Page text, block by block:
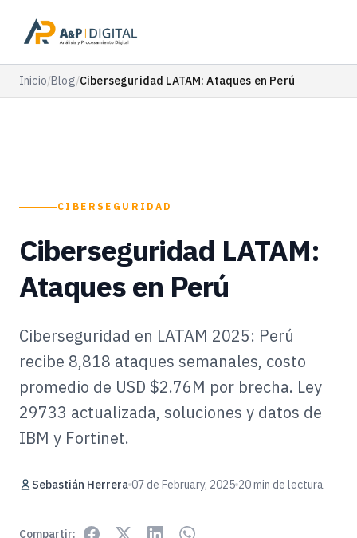
Inicio/Blog/Ciberseguridad LATAM: Ataques en Perú
CIBERSEGURIDAD
Ciberseguridad LATAM:
Ataques en Perú
Ciberseguridad en LATAM 2025: Perú
recibe 8,818 ataques semanales, costo
promedio de USD $2.76M por brecha. Ley
29733 actualizada, soluciones y datos de
IBM y Fortinet.
Sebastián Herrera 07 de February, 2025 20 min de lectura
Compartir: